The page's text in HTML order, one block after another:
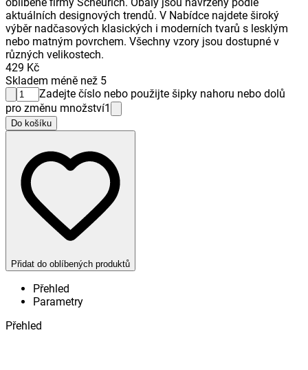
oblíbené firmy Scheurich. Obaly jsou navrženy podle
aktuálních designových trendů. V Nabídce najdete široký
výběr nadčasových klasických i moderních tvarů s lesklým
nebo matným povrchem. Všechny vzory jsou dostupné v
různých velikostech.
429 Kč
Skladem méně než 5
Zadejte číslo nebo použijte šipky nahoru nebo dolů
pro změnu množství1
Do košíku
Přidat do oblíbených produktů
Přehled
Parametry
Přehled